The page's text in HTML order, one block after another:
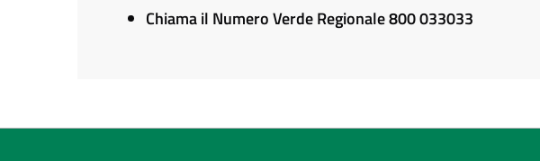
Chiama il Numero Verde Regionale 800 033033